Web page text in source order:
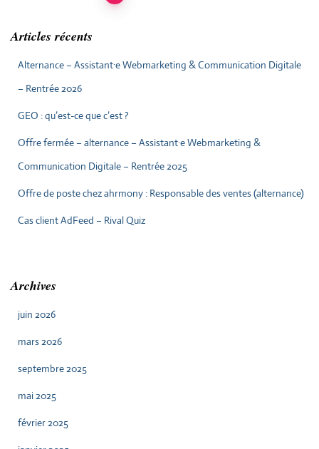
Articles récents
Alternance – Assistant·e Webmarketing & Communication Digitale
– Rentrée 2026
GEO : qu’est-ce que c’est ?
Offre fermée – alternance – Assistant·e Webmarketing &
Communication Digitale – Rentrée 2025
Offre de poste chez ahrmony : Responsable des ventes (alternance)
Cas client AdFeed – Rival Quiz
Archives
juin 2026
mars 2026
septembre 2025
mai 2025
février 2025